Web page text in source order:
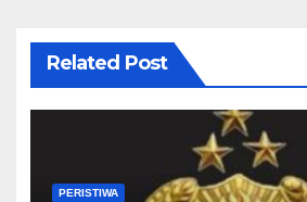
Related Post
PERISTIWA